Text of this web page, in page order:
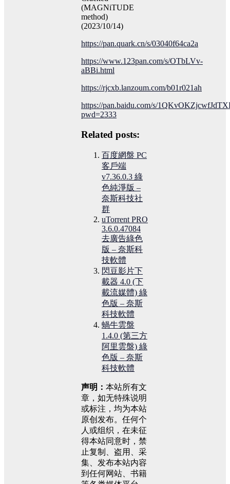
(MAGNiTUDE
method)
(2023/10/14)
https://pan.quark.cn/s/03040f64ca2a
https://www.123pan.com/s/OTbLVv-
aBBi.html
https://rjcxb.lanzoum.com/b01r021ah
https://pan.baidu.com/s/
pwd=2333
Related posts:
百度網盤 PC
客戶端
v7.36.0.3 綠
色純淨版 –
奈斯科技社
群
uTorrent PRO
3.6.0.47084
去廣告綠色
版 – 奈斯科
技軟體
閃豆影片下
載器 4.0 (下
載流媒體) 綠
色版 – 奈斯
科技軟體
蝸牛雲盤
1.4.0 (第三方
阿里雲盤) 綠
色版 – 奈斯
科技軟體
声明： 本站所有文
章，如无特殊说明
或标注，均为本站
原创发布。任何个
人或组织，在未征
得本站同意时，禁
止复制、盗用、采
集、发布本站内容
到任何网站、书籍